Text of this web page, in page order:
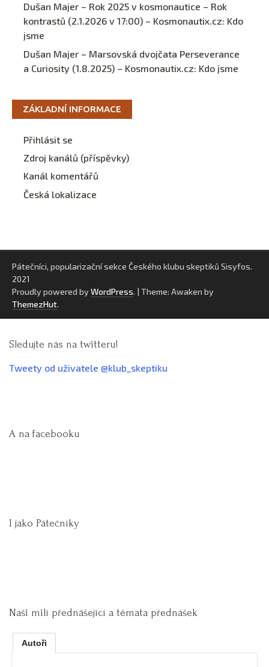
Dušan Majer – Rok 2025 v kosmonautice – Rok
kontrastů (2.1.2026 v 17:00) – Kosmonautix.cz: Kdo
jsme
Dušan Majer – Marsovská dvojčata Perseverance
a Curiosity (1.8.2025) – Kosmonautix.cz: Kdo jsme
ZÁKLADNÍ INFORMACE
Přihlásit se
Zdroj kanálů (příspěvky)
Kanál komentářů
Česká lokalizace
Pátečníci, popularizační sekce Českého klubu skeptiků Sisyfos.
2021
Proudly powered by WordPress. | Theme: Awaken by
ThemezHut.
Sledujte nás na twitteru!
Tweety od uživatele @klub_skeptiku
A na facebooku
I jako Pátečníky
Naši milí přednášející a témata přednášek
Autoři